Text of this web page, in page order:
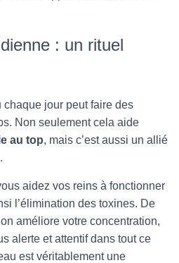
: un rituel
chaque jour peut faire des
Non seulement cela aide
au top, mais c’est aussi un allié
aidez vos reins à fonctionner
l’élimination des toxines. De
améliore votre concentration,
alerte et attentif dans tout ce
est véritablement une